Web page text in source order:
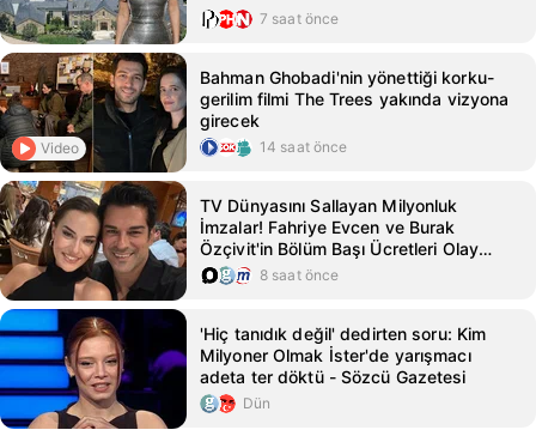
7 saat önce
Video
Bahman Ghobadi'nin yönettiği korku-
gerilim filmi The Trees yakında vizyona
girecek
14 saat önce
TV Dünyasını Sallayan Milyonluk
İmzalar! Fahriye Evcen ve Burak
Özçivit'in Bölüm Başı Ücretleri Olay
Oldu
8 saat önce
'Hiç tanıdık değil' dedirten soru: Kim
Milyoner Olmak İster'de yarışmacı
adeta ter döktü - Sözcü Gazetesi
Dün